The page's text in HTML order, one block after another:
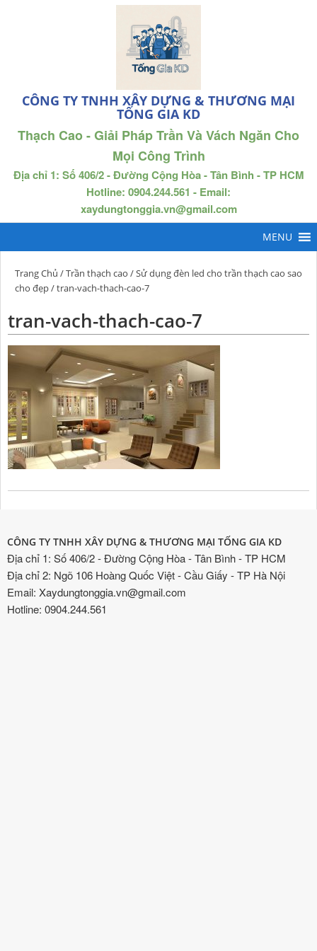
CÔNG TY TNHH XÂY DỰNG & THƯƠNG MẠI
TỐNG GIA KD
Thạch Cao - Giải Pháp Trần Và Vách Ngăn Cho
Mọi Công Trình
Địa chỉ 1: Số 406/2 - Đường Cộng Hòa - Tân Bình - TP HCM
Hotline: 0904.244.561 - Email:
xaydungtonggia.vn@gmail.com
Trang Chủ /Trần thạch cao /Sử dụng đèn led cho trần thạch cao sao
cho đẹp/ tran-vach-thach-cao-7
tran-vach-thach-cao-7
CÔNG TY TNHH XÂY DỰNG & THƯƠNG MẠI TỐNG GIA KD
Địa chỉ 1: Số 406/2 - Đường Cộng Hòa - Tân Bình - TP HCM
Địa chỉ 2: Ngõ 106 Hoàng Quốc Việt - Cầu Giấy - TP Hà Nội
Email: Xaydungtonggia.vn@gmail.com
Hotline: 0904.244.561